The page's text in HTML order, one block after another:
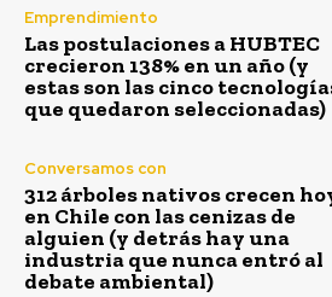
Emprendimiento
Las postulaciones a HUBTEC
crecieron 138% en un año (y
estas son las cinco
que quedaron seleccionadas)
Conversamos con
312 árboles nativos crecen
en Chile con las cenizas de
alguien (y detrás hay una
industria que nunca entró al
debate ambiental)